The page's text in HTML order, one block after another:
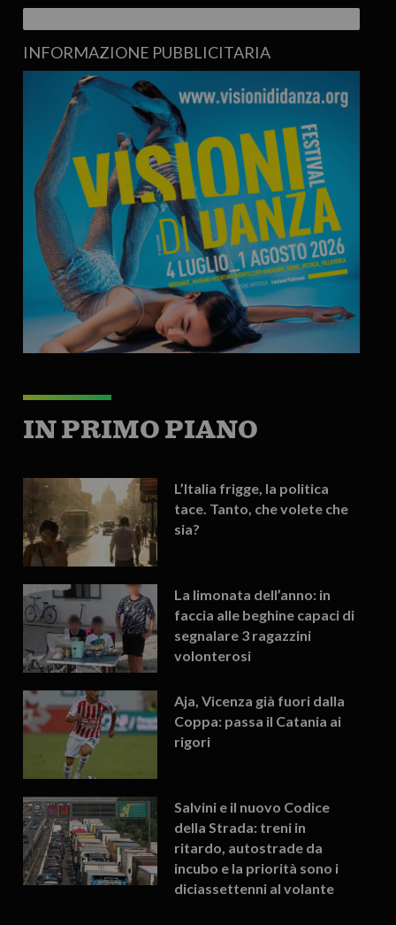
INFORMAZIONE PUBBLICITARIA
IN PRIMO PIANO
L’Italia frigge, la politica
tace. Tanto, che volete che
sia?
La limonata dell’anno: in
faccia alle beghine capaci di
segnalare 3 ragazzini
volonterosi
Aja, Vicenza già fuori dalla
Coppa: passa il Catania ai
rigori
Salvini e il nuovo Codice
della Strada: treni in
ritardo, autostrade da
incubo e la priorità sono i
diciassettenni al volante